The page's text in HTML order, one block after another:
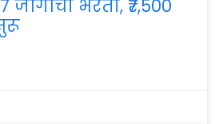
जागांची भरती, ₹7,500